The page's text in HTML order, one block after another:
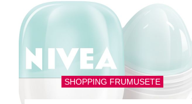
SHOPPING FRUMUSETE